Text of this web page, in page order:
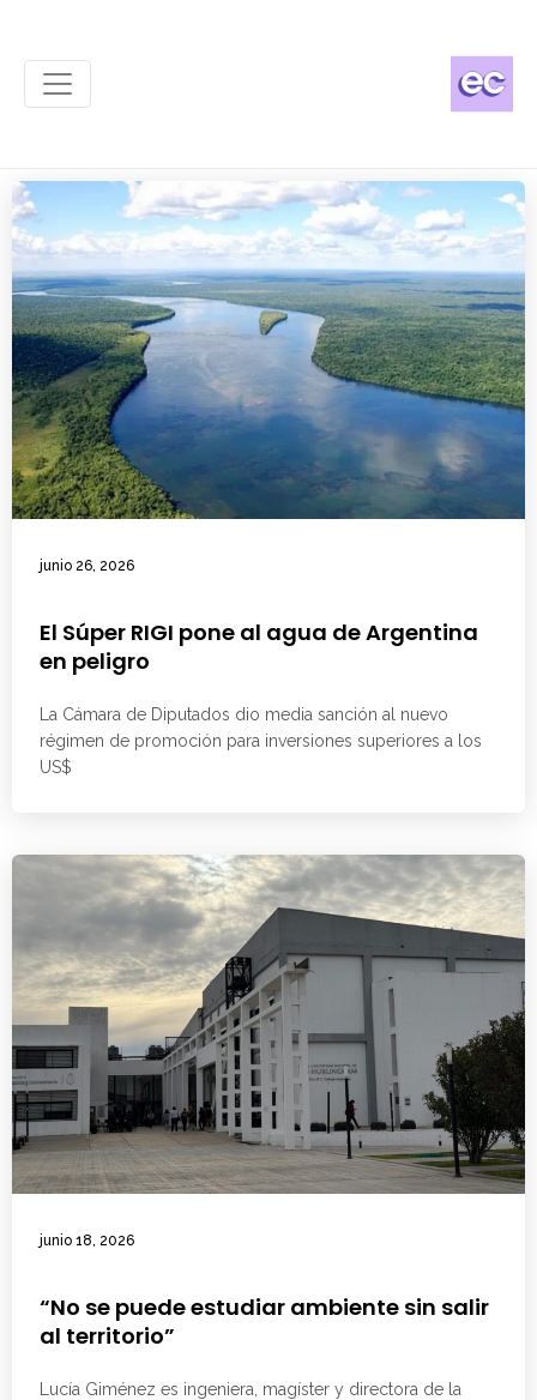
junio 26, 2026
El Súper RIGI pone al agua de Argentina
en peligro
La Cámara de Diputados dio media sanción al nuevo
régimen de promoción para inversiones superiores a los
US$
junio 18, 2026
“No se puede estudiar ambiente sin salir
al territorio”
Lucía Giménez es ingeniera, magíster y directora de la